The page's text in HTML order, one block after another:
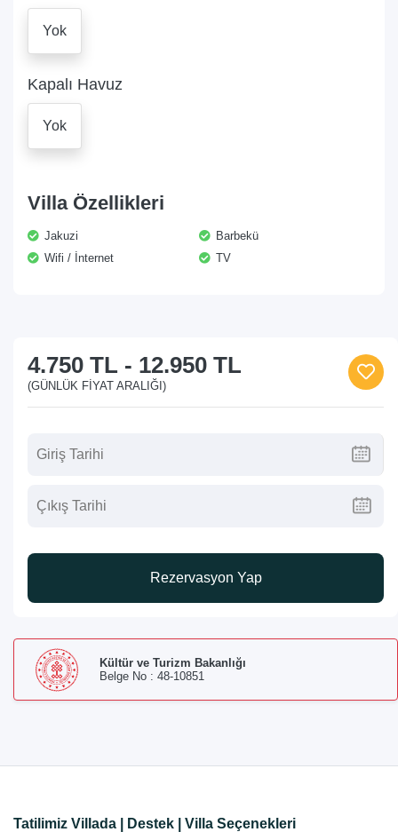
Yok
Kapalı Havuz
Yok
Villa Özellikleri
Jakuzi
Barbekü
Wifi / İnternet
TV
4.750 TL - 12.950 TL
(GÜNLÜK FIYAT ARALIĞI)
Rezervasyon Yap
Kültür ve Turizm Bakanlığı
Belge No : 48-10851
Tatilimiz Villada | Destek | Villa Seçenekleri